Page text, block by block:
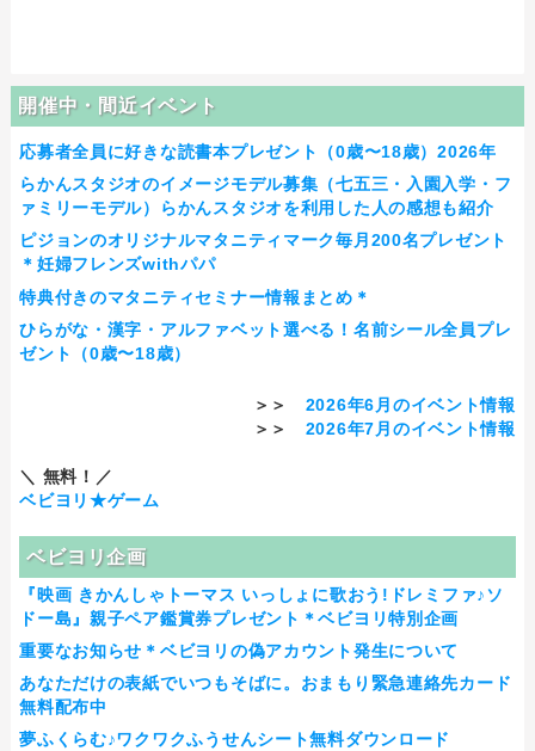
開催中・間近イベント
応募者全員に好きな読書本プレゼント（0歳〜18歳）2026年
らかんスタジオのイメージモデル募集（七五三・入園入学・フ
ァミリーモデル）らかんスタジオを利用した人の感想も紹介
ピジョンのオリジナルマタニティマーク毎月200名プレゼント
＊妊婦フレンズwithパパ
特典付きのマタニティセミナー情報まとめ＊
ひらがな・漢字・アルファベット選べる！名前シール全員プレ
ゼント（0歳〜18歳）
＞＞ 2026年6月のイベント情報
＞＞ 2026年7月のイベント情報
＼ 無料！／
ベビヨリ★ゲーム
ベビヨリ企画
『映画 きかんしゃトーマス いっしょに歌おう!ドレミファ♪ソ
ドー島』親子ペア鑑賞券プレゼント＊ベビヨリ特別企画
重要なお知らせ＊ベビヨリの偽アカウント発生について
あなただけの表紙でいつもそばに。おまもり緊急連絡先カード
無料配布中
夢ふくらむ♪ワクワクふうせんシート無料ダウンロード